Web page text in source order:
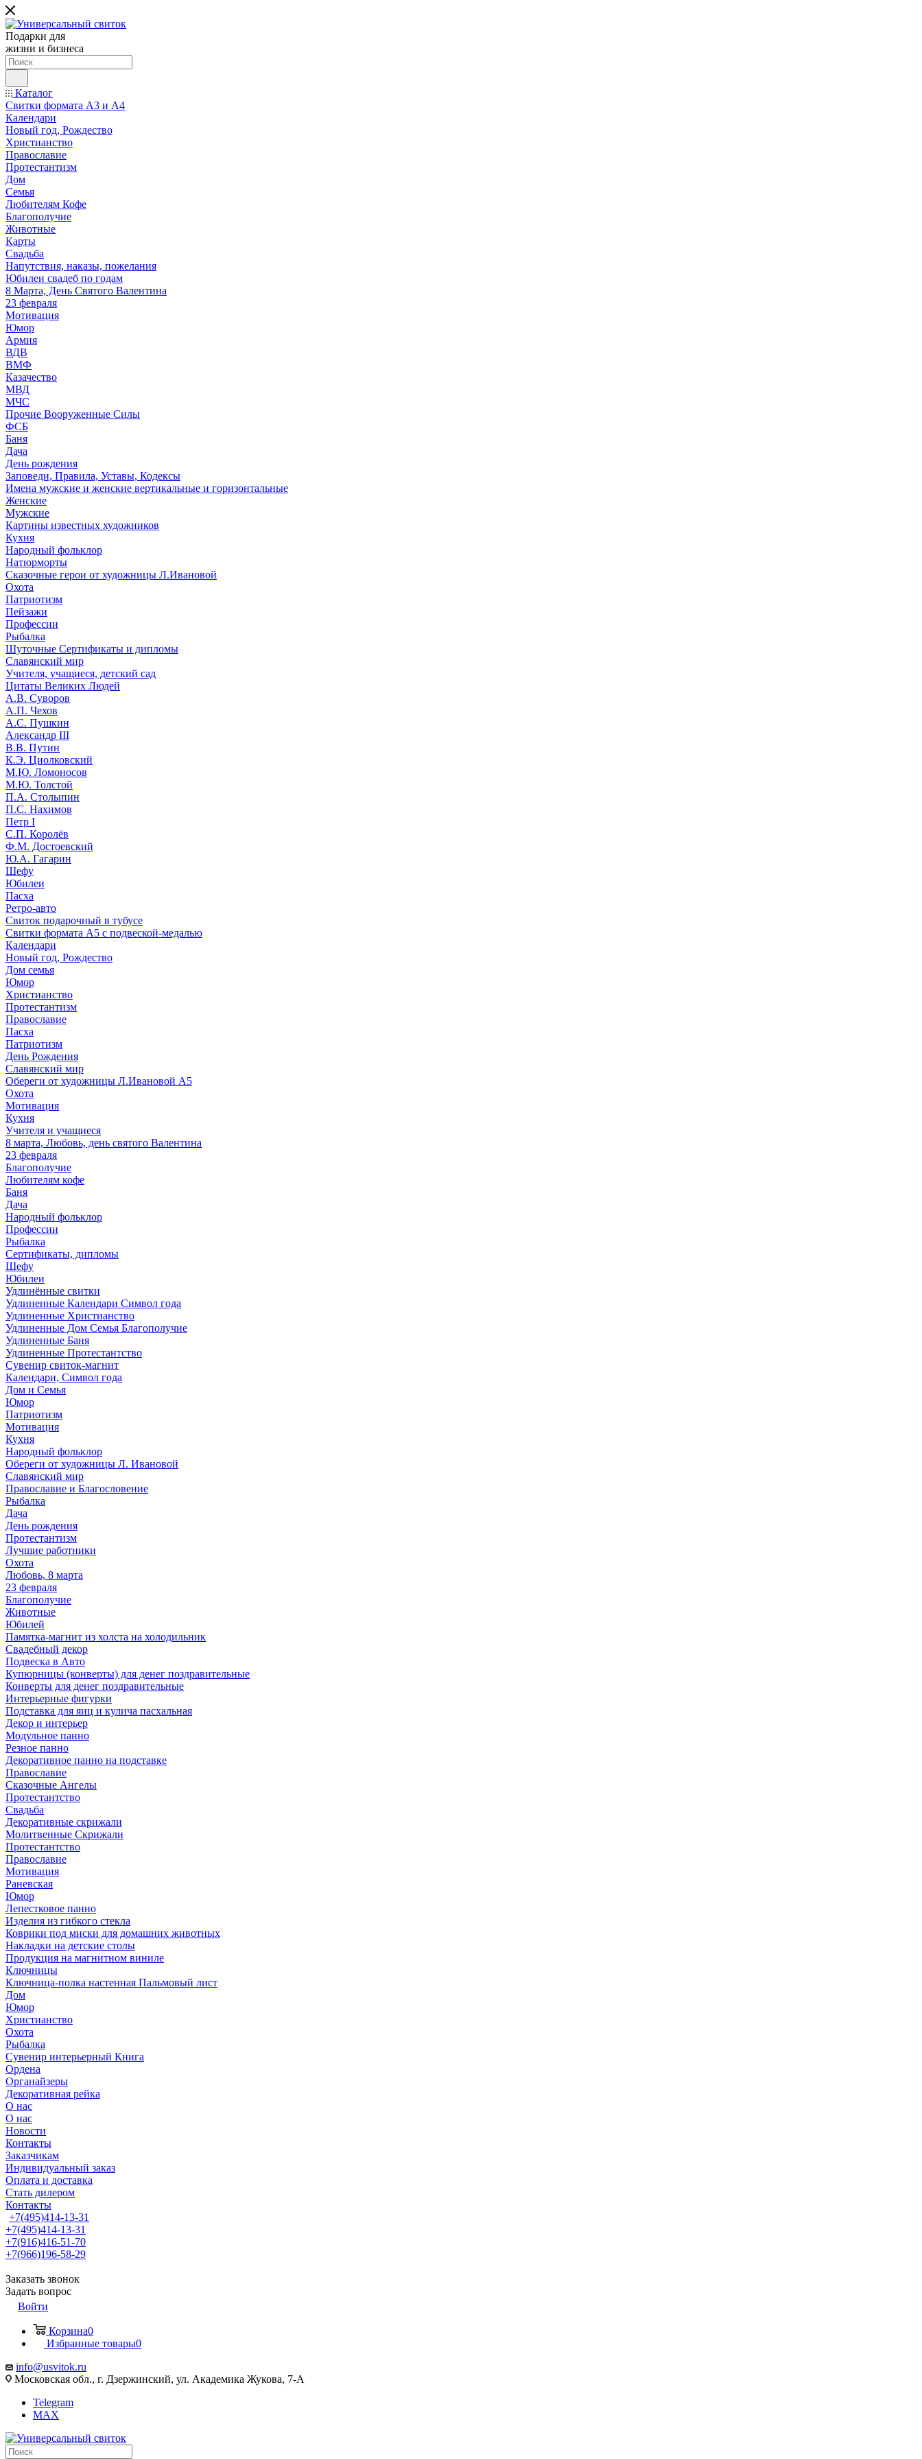
Подарки для
жизни и бизнеса
Каталог
Свитки формата А3 и А4
Календари
Новый год, Рождество
Христианство
Православие
Протестантизм
Дом
Семья
Любителям Кофе
Благополучие
Животные
Карты
Свадьба
Напутствия, наказы, пожелания
Юбилеи свадеб по годам
8 Марта, День Святого Валентина
23 февраля
Мотивация
Юмор
Армия
ВДВ
ВМФ
Казачество
МВД
МЧС
Прочие Вооруженные Силы
ФСБ
Баня
Дача
День рождения
Заповеди, Правила, Уставы, Кодексы
Имена мужские и женские вертикальные и горизонтальные
Женские
Мужские
Картины известных художников
Кухня
Народный фольклор
Натюрморты
Сказочные герои от художницы Л.Ивановой
Охота
Патриотизм
Пейзажи
Профессии
Рыбалка
Шуточные Сертификаты и дипломы
Славянский мир
Учителя, учащиеся, детский сад
Цитаты Великих Людей
А.В. Суворов
А.П. Чехов
А.С. Пушкин
Александр III
В.В. Путин
К.Э. Циолковский
М.Ю. Ломоносов
М.Ю. Толстой
П.А. Столыпин
П.С. Нахимов
Петр I
С.П. Королёв
Ф.М. Достоевский
Ю.А. Гагарин
Шефу
Юбилеи
Пасха
Ретро-авто
Свиток подарочный в тубусе
Свитки формата А5 с подвеской-медалью
Календари
Новый год, Рождество
Дом семья
Юмор
Христианство
Протестантизм
Православие
Пасха
Патриотизм
День Рождения
Славянский мир
Обереги от художницы Л.Ивановой А5
Охота
Мотивация
Кухня
Учителя и учащиеся
8 марта, Любовь, день святого Валентина
23 февраля
Благополучие
Любителям кофе
Баня
Дача
Народный фольклор
Профессии
Рыбалка
Сертификаты, дипломы
Шефу
Юбилеи
Удлинённые свитки
Удлиненные Календари Символ года
Удлиненные Христианство
Удлиненные Дом Семья Благополучие
Удлиненные Баня
Удлиненные Протестантство
Сувенир свиток-магнит
Календари, Символ года
Дом и Семья
Юмор
Патриотизм
Мотивация
Кухня
Народный фольклор
Обереги от художницы Л. Ивановой
Славянский мир
Православие и Благословение
Рыбалка
Дача
День рождения
Протестантизм
Лучшие работники
Охота
Любовь, 8 марта
23 февраля
Благополучие
Животные
Юбилей
Памятка-магнит из холста на холодильник
Свадебный декор
Подвеска в Авто
Купюрницы (конверты) для денег поздравительные
Конверты для денег поздравительные
Интерьерные фигурки
Подставка для яиц и кулича пасхальная
Декор и интерьер
Модульное панно
Резное панно
Декоративное панно на подставке
Православие
Сказочные Ангелы
Протестантство
Свадьба
Декоративные скрижали
Молитвенные Скрижали
Протестантство
Православие
Мотивация
Раневская
Юмор
Лепестковое панно
Изделия из гибкого стекла
Коврики под миски для домашних животных
Накладки на детские столы
Продукция на магнитном виниле
Ключницы
Ключница-полка настенная Пальмовый лист
Дом
Юмор
Христианство
Охота
Рыбалка
Сувенир интерьерный Книга
Ордена
Органайзеры
Декоративная рейка
О нас
О нас
Новости
Контакты
Заказчикам
Индивидуальный заказ
Оплата и доставка
Стать дилером
Контакты
+7(495)414-13-31
+7(495)414-13-31
+7(916)416-51-70
+7(966)196-58-29
Заказать звонок
Задать вопрос
Войти
Корзина0
Избранные товары0
info@usvitok.ru
Московская обл., г. Дзержинский, ул. Академика Жукова, 7-А
Telegram
MAX